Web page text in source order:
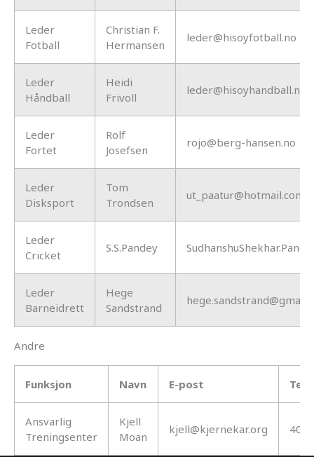
Leder
Fotball
Christian F.
Hermansen
leder@hisoyfotball.no
Leder
Håndball
Heidi
Frivoll
leder@hisoyhandball.no
Leder
Fortet
Rolf
Josefsen
rojo@berg-hansen.no
Leder
Disksport
Tom
Trondsen
ut_paatur@hotmail.com
Leder
Cricket
S.S.Pandey
Leder
Barneidrett
Hege
Sandstrand
Andre
Funksjon Navn E-post
Ansvarlig
Treningsenter
Kjell
Moan
kjell@kjernekar.org